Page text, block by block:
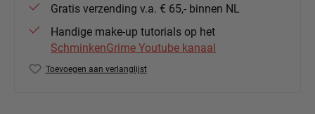
Gratis verzending v.a. € 65,- binnen NL
Handige make-up tutorials op het
SchminkenGrime Youtube kanaal
Toevoegen aan verlanglijst